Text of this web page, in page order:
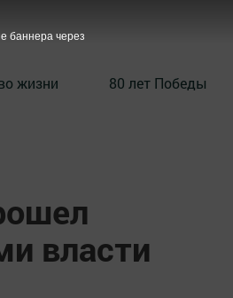
жизни 80 лет Победы
власти
баннера через